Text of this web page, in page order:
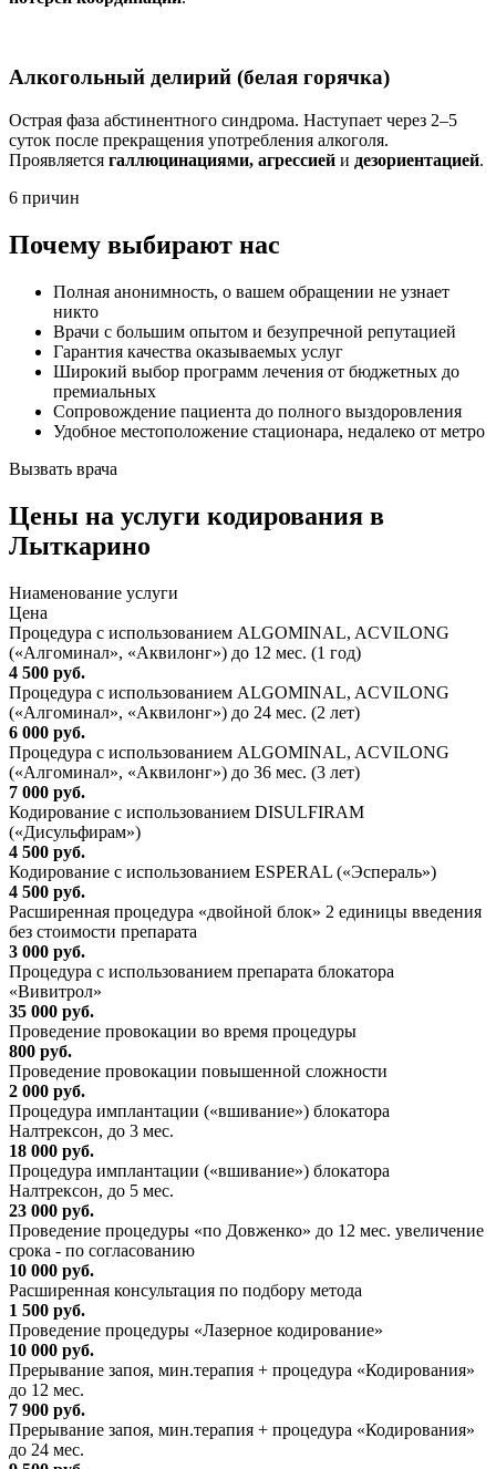
Алкогольный делирий (белая горячка)
Острая фаза абстинентного синдрома. Наступает через 2–5
суток после прекращения употребления алкоголя.
Проявляется галлюцинациями, агрессией и дезориентацией.
6 причин
Почему выбирают нас
Полная анонимность, о вашем обращении не узнает
никто
Врачи с большим опытом и безупречной репутацией
Гарантия качества оказываемых услуг
Широкий выбор программ лечения от бюджетных до
премиальных
Сопровождение пациента до полного выздоровления
Удобное местоположение стационара, недалеко от метро
Вызвать врача
Цены на услуги кодирования в
Лыткарино
Ниaменование услуги
Цена
Процедура с использованием ALGOMINAL, ACVILONG
(«Алгоминал», «Аквилонг») до 12 мес. (1 год)
4 500 руб.
Процедура с использованием ALGOMINAL, ACVILONG
(«Алгоминал», «Аквилонг») до 24 мес. (2 лет)
6 000 руб.
Процедура с использованием ALGOMINAL, ACVILONG
(«Алгоминал», «Аквилонг») до 36 мес. (3 лет)
7 000 руб.
Кодирование с использованием DISULFIRAM
(«Дисульфирам»)
4 500 руб.
Кодирование с использованием ESPERAL («Эспераль»)
4 500 руб.
Расширенная процедура «двойной блок» 2 единицы введения
без стоимости препарата
3 000 руб.
Процедура с использованием препарата блокатора
«Вивитрол»
35 000 руб.
Проведение провокации во время процедуры
800 руб.
Проведение провокации повышенной сложности
2 000 руб.
Процедура имплантации («вшивание») блокатора
Налтрексон, до 3 мес.
18 000 руб.
Процедура имплантации («вшивание») блокатора
Налтрексон, до 5 мес.
23 000 руб.
Проведение процедуры «по Довженко» до 12 мес. увеличение
срока - по согласованию
10 000 руб.
Расширенная консультация по подбору метода
1 500 руб.
Проведение процедуры «Лазерное кодирование»
10 000 руб.
Прерывание запоя, мин.терапия + процедура «Кодирования»
до 12 мес.
7 900 руб.
Прерывание запоя, мин.терапия + процедура «Кодирования»
до 24 мес.